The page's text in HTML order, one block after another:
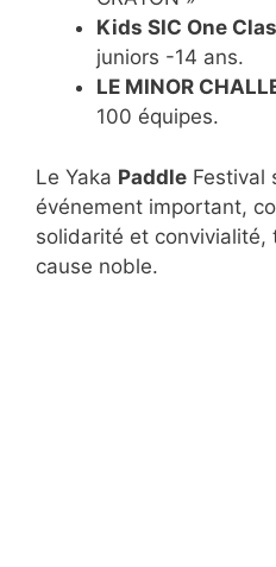
Kids SIC One
juniors -14 ans.
LE MINOR
100 équipes.
Le Yaka Paddle Festival
événement important,
solidarité et convivialité,
cause noble.